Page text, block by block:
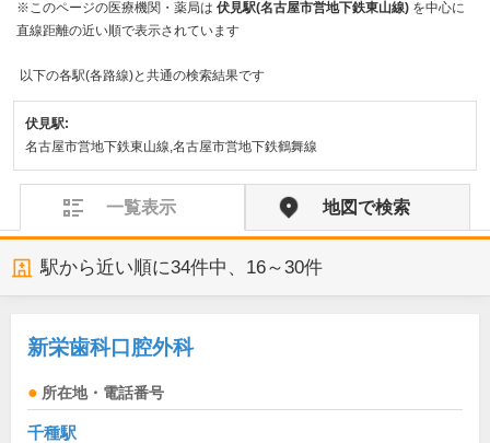
※このページの医療機関・薬局は 伏見駅(名古屋市営地下鉄東山線) を中心に
直線距離の近い順で表示されています
以下の各駅(各路線)と共通の検索結果です
伏見駅:
名古屋市営地下鉄東山線,名古屋市営地下鉄鶴舞線
一覧表示 地図で検索
駅から近い順に34件中、 16～30件
新栄歯科口腔外科
所在地・電話番号
千種駅